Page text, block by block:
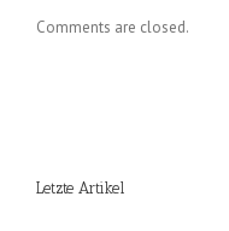
Comments are closed.
Letzte Artikel